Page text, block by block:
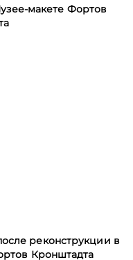
макете Фортов
реконструкции в
Кронштадта